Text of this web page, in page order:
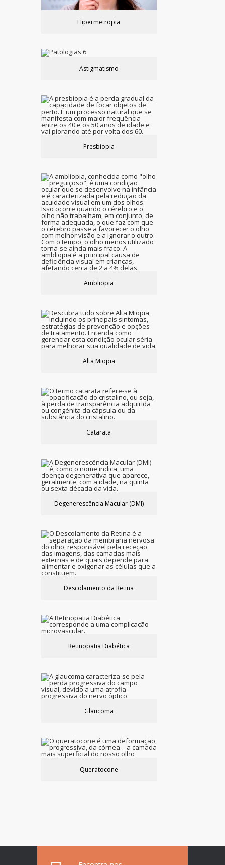
Hipermetropia
Astigmatismo
Presbiopia
Ambliopia
Alta Miopia
Catarata
Degenerescência Macular (DMI)
Descolamento da Retina
Retinopatia Diabética
Glaucoma
Queratocone